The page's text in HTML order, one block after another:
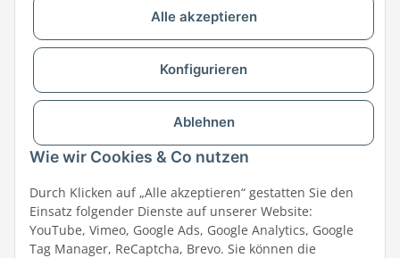
Alle akzeptieren
Konfigurieren
Ablehnen
Wie wir Cookies & Co nutzen
Durch Klicken auf „Alle akzeptieren“ gestatten Sie den
Einsatz folgender Dienste auf unserer Website:
YouTube, Vimeo, Google Ads, Google Analytics, Google
Tag Manager, ReCaptcha, Brevo. Sie können die
MEGAZOO in Ihrer Nähe
Zu MEGAZOO-nord.de wechseln
Versandpartner & Zahlungsmöglichkeiten